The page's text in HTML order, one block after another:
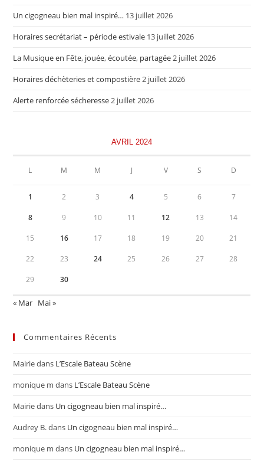
Un cigogneau bien mal inspiré… 13 juillet 2026
Horaires secrétariat – période estivale 13 juillet 2026
La Musique en Fête, jouée, écoutée, partagée2 juillet 2026
Horaires déchèteries et compostière2 juillet 2026
Alerte renforcée sécheresse2 juillet 2026
AVRIL 2024
L M M J V S D
1 2 3 4 5 6 7
8 9 10 11 12 13 14
15 16 17 18 19 20 21
22 23 24 25 26 27 28
29 30
« Mar Mai »
Commentaires Récents
Mairiedans L’Escale Bateau Scène
monique m dans L’Escale Bateau Scène
Mairiedans Un cigogneau bien mal inspiré…
Audrey B.dans Un cigogneau bien mal inspiré…
monique m dans Un cigogneau bien mal inspiré…